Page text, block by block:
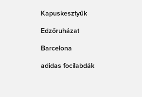
Kapuskesztyűk
Edzőruházat
Barcelona
adidas focilabdák